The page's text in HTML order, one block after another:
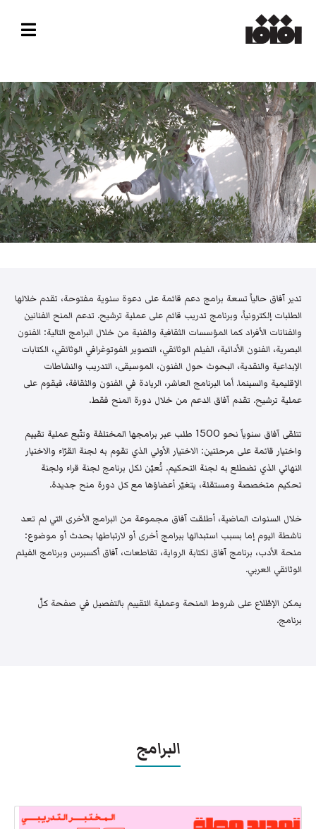
تدير آفاق حالياً تسعة برامج دعم قائمة على دعوة سنوية مفتوحة، تقدم خلالها
الطلبات إلكترونياً، وبرنامج تدريب قائم على عملية ترشيح. تدعم المنح الفنانين
والفنانات الأفراد كما المؤسسات الثقافية والفنية من خلال البرامج التالية: الفنون
البصرية، الفنون الأدائية، الفيلم الوثائقي، التصوير الفوتوغرافي الوثائقي، الكتابات
الإبداعية والنقدية، البحوث حول الفنون، الموسيقى، التدريب والنشاطات
الإقليمية والسينما. أما البرنامج العاشر، الريادة في الفنون والثقافة، فيقوم على
عملية ترشيح. تقدم آفاق الدعم من خلال دورة المنح فقط.
تتلقى آفاق سنوياً نحو 1500 طلب عبر برامجها المختلفة وتتّبع عملية تقييم
واختيار قائمة على مرحلتين: الاختيار الأولي الذي تقوم به لجنة القرّاء والاختيار
النهائي الذي تضطلع به لجنة التحكيم. تُعيّن لكل برنامج لجنة قراء ولجنة
تحكيم متخصصة ومستقلة، يتغيّر أعضاؤها مع كل دورة منح جديدة.
خلال السنوات الماضية، أطلقت آفاق مجموعة من البرامج الأخرى التي لم تعد
ناشطة اليوم إما بسبب استبدالها ببرامج أخرى أو لارتباطها بحدث أو موضوع:
منحة الأدب، برنامج آفاق لكتابة الرواية، تقاطعات، آفاق أكسبرس وبرنامج الفيلم
الوثائقي العربي.
يمكن الإطّلاع على شروط المنحة وعملية التقييم بالتفصيل في صفحة كلّ
برنامج.
البرامج